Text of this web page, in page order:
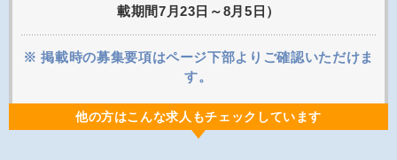
載期間7月23日～8月5日）
※ 掲載時の募集要項はページ下部よりご確認いただけま
す。
他の方はこんな求人もチェックしています